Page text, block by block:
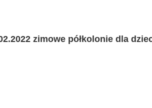
zimowe półkolonie dla